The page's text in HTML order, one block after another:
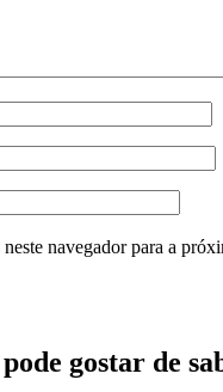
navegador para a
gostar de